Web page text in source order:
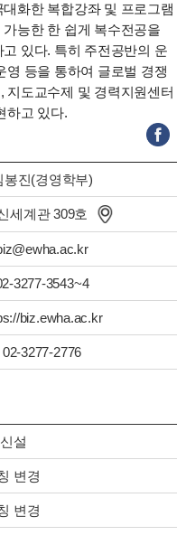
화한 복합강좌 및 프로그램
능한 한 쉽게 복수전공을
있다. 특히 주전공반의 운
영 등을 통하여 글로벌 경쟁
지도교수제 및 경력지원센터
하고 있다.
봉진(경영학부)
세계관 309호
3277-3543~4
biz.ewha.ac.kr
02-3277-2776
설
변경
변경